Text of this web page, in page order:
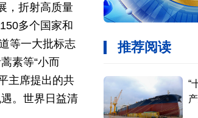
，折射高质量
多个国家和
等一大批标志
素等“小而
主席提出的共
。世界日益清